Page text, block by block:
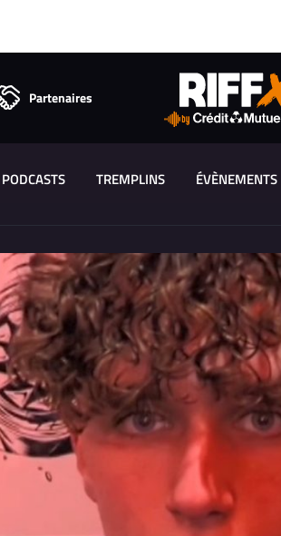
Partenaires
PODCASTS TREMPLINS ÉVÈNEMENTS